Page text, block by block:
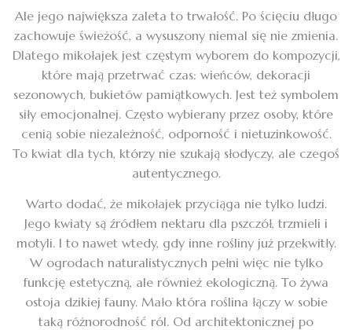
Ale jego największa zaleta to trwałość. Po ścięciu długo
zachowuje świeżość, a wysuszony niemal się nie zmienia.
Dlatego mikołajek jest częstym wyborem do kompozycji,
które mają przetrwać czas: wieńców, dekoracji
sezonowych, bukietów pamiątkowych. Jest też symbolem
siły emocjonalnej. Często wybierany przez osoby, które
cenią sobie niezależność, odporność i nietuzinkowość.
To kwiat dla tych, którzy nie szukają słodyczy, ale czegoś
autentycznego.
Warto dodać, że mikołajek przyciąga nie tylko ludzi.
Jego kwiaty są źródłem nektaru dla pszczół, trzmieli i
motyli. I to nawet wtedy, gdy inne rośliny już przekwitły.
W ogrodach naturalistycznych pełni więc nie tylko
funkcję estetyczną, ale również ekologiczną. To żywa
ostoja dzikiej fauny. Mało która roślina łączy w sobie
taką różnorodność ról. Od architektonicznej po